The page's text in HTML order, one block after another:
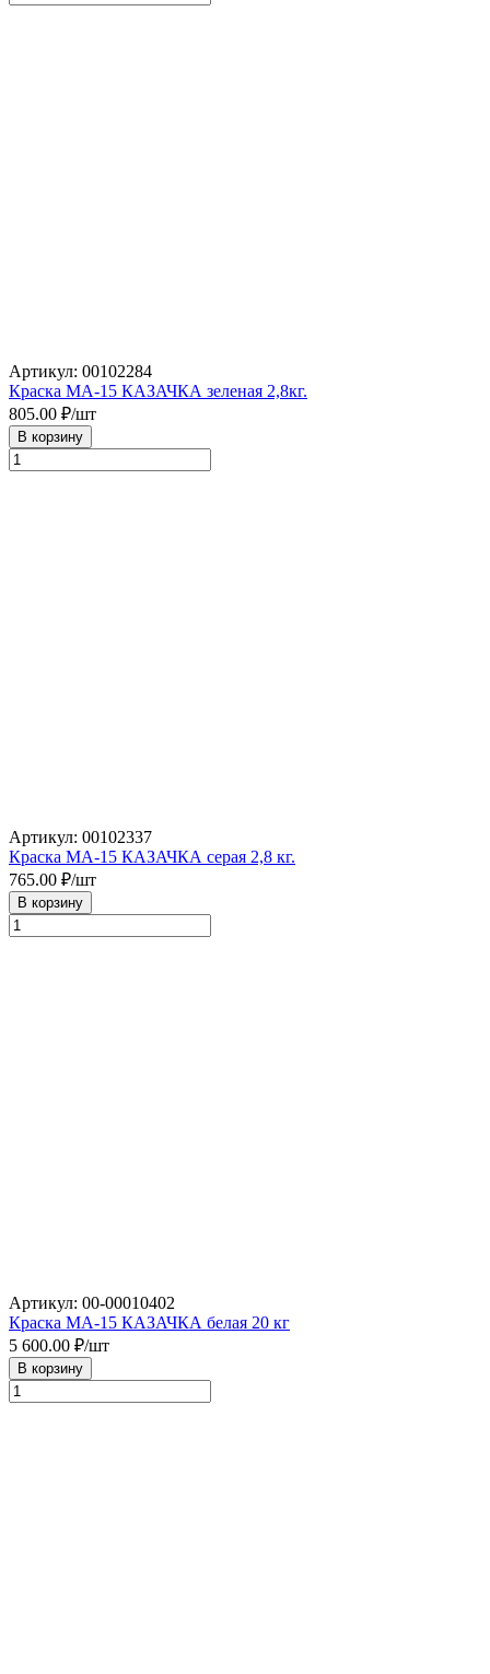
Артикул: 00102284
Краска МА-15 КАЗАЧКА зеленая 2,8кг.
805.00 ₽/шт
В корзину
Артикул: 00102337
Краска МА-15 КАЗАЧКА серая 2,8 кг.
765.00 ₽/шт
В корзину
Артикул: 00-00010402
Краска МА-15 КАЗАЧКА белая 20 кг
5 600.00 ₽/шт
В корзину